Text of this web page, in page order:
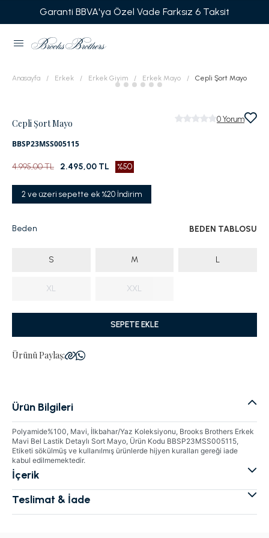
Garanti BBVA'ya Özel Vade Farksız 6 Taksit
Anasayfa Erkek Erkek Giyim Erkek Mayo Cepli Şort Mayo
Cepli Şort Mayo
BBSP23MSS005115
0 Yorum
4.995,00 TL 2.495,00 TL %50
2 ve üzeri sepette ek %20 İndirim
Beden BEDEN TABLOSU
S M L
XL XXL
SEPETE EKLE
Ürünü Paylaş:
Ürün Bilgileri
Polyamide%100, Mavi, İlkbahar/Yaz Koleksiyonu, Brooks Brothers Erkek
Mavi Bel Lastik Detaylı Sort Mayo, Ürün Kodu BBSP23MSS005115,
Etiketi sökülmüş ve kullanılmış ürünlerde hijyen kuralları gereği iade
kabul edilmemektedir.
İçerik
Teslimat & İade